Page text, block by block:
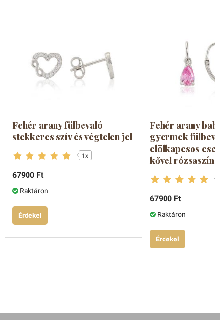
Fehér arany fülbevaló
stekkeres szív és végtelen jel
1x
67900 Ft
Raktáron
Érdekel
Fehér arany
gyermek
elölkapcsos
kővel rózsaszín
67900 Ft
Raktáron
Érdekel